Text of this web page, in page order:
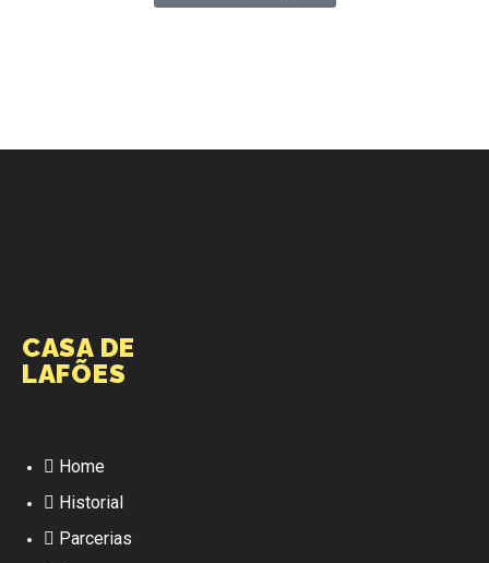
CASA DE
LAFÕES
Home
Historial
Parcerias